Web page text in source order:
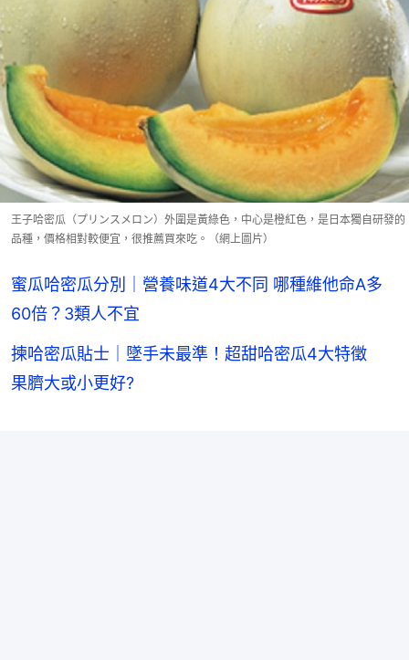
王子哈密瓜（プリンスメロン）外圍是黃綠色，中心是橙紅色，是日本獨自研發的
品種，價格相對較便宜，很推薦買來吃。（網上圖片）
蜜瓜哈密瓜分別｜營養味道4大不同 哪種維他命A多
60倍？3類人不宜
揀哈密瓜貼士｜墜手未最準！超甜哈密瓜4大特徵
果臍大或小更好?